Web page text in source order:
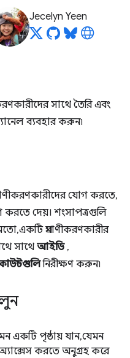
Jecelyn Yeen
সাথে তৈরি এবং
ব্যবহার করুন৷
যোগ করতে,
দেয়। শংসাপত্রগুলি
একটি প্রমাণীকরণকারীর
সাথে আইডি,
নিরীক্ষণ করুন৷
একটি পৃষ্ঠায় যান, যেমন
করতে অনুগ্রহ করে